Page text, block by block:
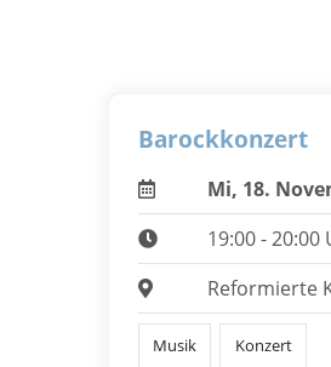
Barockkonzert
Mi, 18.
19:00 - 20:00
Reformierte
Musik Konzert